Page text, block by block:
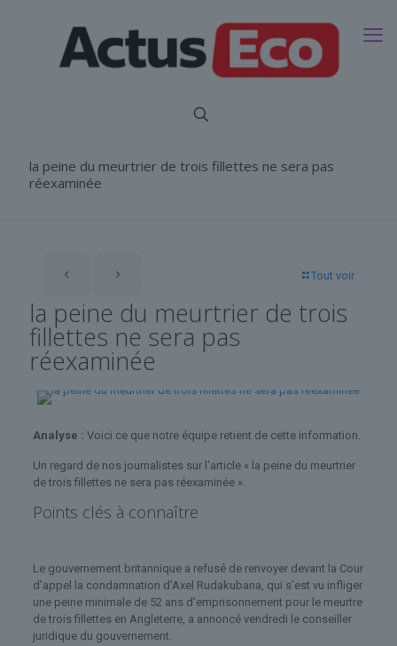
la peine du meurtrier de trois fillettes ne sera pas
réexaminée
Tout voir
la peine du meurtrier de trois
fillettes ne sera pas
réexaminée
Analyse : Voici ce que notre équipe retient de cette information.
Un regard de nos journalistes sur l'article « la peine du meurtrier
de trois fillettes ne sera pas réexaminée ».
Points clés à connaître
Le gouvernement britannique a refusé de renvoyer devant la Cour
d’appel la condamnation d’Axel Rudakubana, qui s’est vu infliger
une peine minimale de 52 ans d’emprisonnement pour le meurtre
de trois fillettes en Angleterre, a annoncé vendredi le conseiller
juridique du gouvernement.